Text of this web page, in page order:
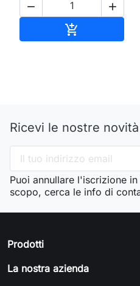
 

Ricevi le nostre
Puoi annullare l'iscrizione
scopo, cerca le info di
Prodotti
La nostra azienda